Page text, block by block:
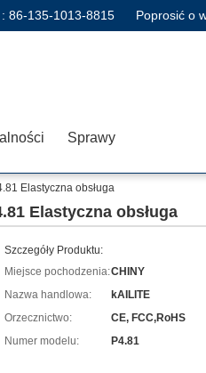
86-135-1013-8815 Poprosić o
Sprawy
Elastyczna obsługa
Elastyczna obsługa
Szczegóły Produktu:
Miejsce pochodzenia:CHINY
Nazwa handlowa:
kAILITE
Orzecznictwo:
CE, FCC,RoHS
Numer modelu:
P4.81